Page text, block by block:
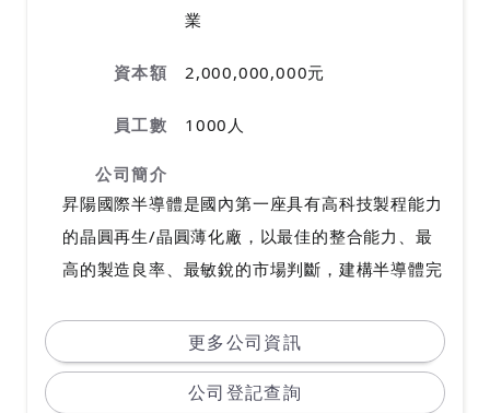
業
資本額 2,000,000,000元
員工數 1000人
公司簡介
昇陽國際半導體是國內第一座具有高科技製程能力
的晶圓再生/晶圓薄化廠，以最佳的整合能力、最
高的製造良率、最敏銳的市場判斷，建構半導體完
業的製程技術來生產高價值的產品。
更多公司資訊
公司登記查詢